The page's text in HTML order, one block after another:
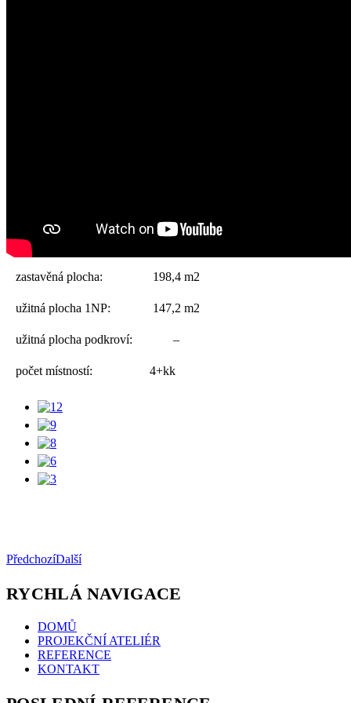
zastavěná plocha: 198,4 m2
užitná plocha 1NP: 147,2 m2
užitná plocha podkroví: –
počet místností: 4+kk
PředchozíDalší
RYCHLÁ NAVIGACE
DOMŮ
PROJEKČNÍ ATELIÉR
REFERENCE
KONTAKT